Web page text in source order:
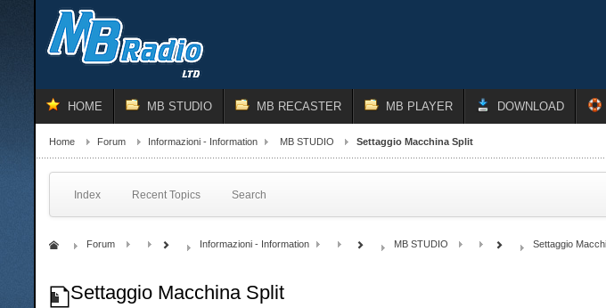
HOME MB STUDIO MB RECASTER MB PLAYER DOWNLOAD
Home Forum Informazioni - Information MB STUDIO Settaggio Macchina Split
Index Recent Topics Search
Forum Informazioni - Information MB STUDIO Settaggio
Settaggio Macchina Split